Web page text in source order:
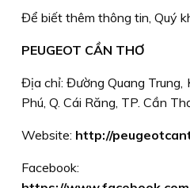
Để biết thêm thông tin, Quý
PEUGEOT CẦN THƠ
Địa chỉ: Đường Quang Trung,
Phú, Q. Cái Răng, TP. Cần
Website: http://
Facebook: